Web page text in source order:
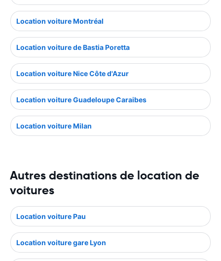
Location voiture Montréal
Location voiture de Bastia Poretta
Location voiture Nice Côte d'Azur
Location voiture Guadeloupe Caraibes
Location voiture Milan
Autres destinations de location de
voitures
Location voiture Pau
Location voiture gare Lyon